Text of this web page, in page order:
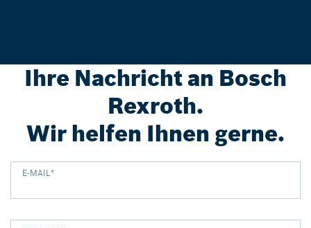
Ihre Nachricht an Bosch
Rexroth.
Wir helfen Ihnen gerne.
E-MAIL*